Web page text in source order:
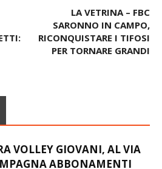
LA VETRINA – FBC
SARONNO IN CAMPO,
RICONQUISTARE I TIFOSI
PER TORNARE GRANDI
VOLLEY GIOVANI, AL VIA
ABBONAMENTI